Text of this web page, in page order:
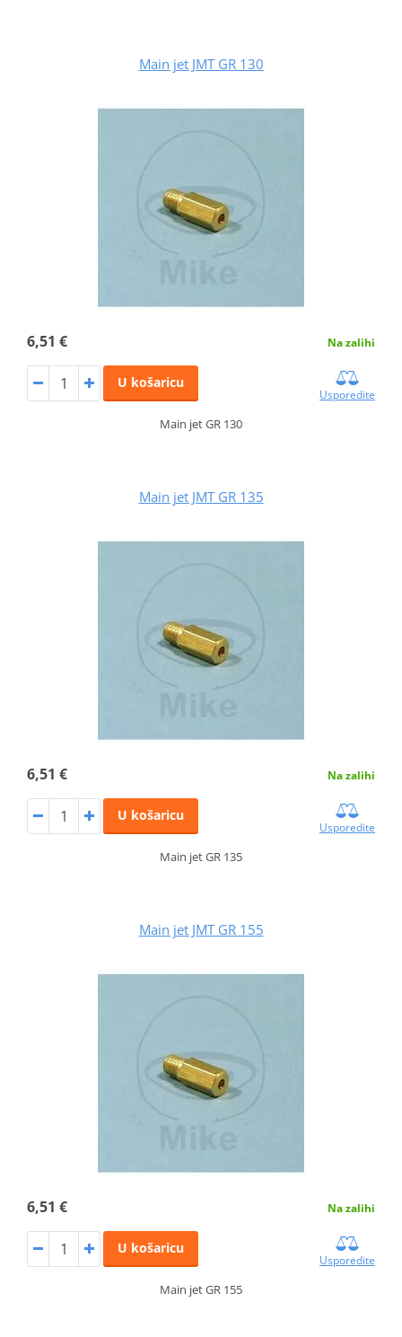
Main jet JMT GR 130
6,51 € Na zalihi
U košaricu
Usporedite
Main jet GR 130
Main jet JMT GR 135
6,51 € Na zalihi
U košaricu
Usporedite
Main jet GR 135
Main jet JMT GR 155
6,51 € Na zalihi
U košaricu
Usporedite
Main jet GR 155